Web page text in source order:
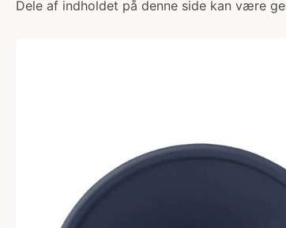
Dele af indholdet på denne side kan være